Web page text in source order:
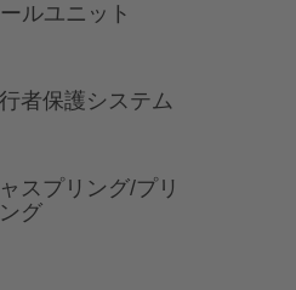
ルユニット
者保護システム
スプリング/プリ
グ